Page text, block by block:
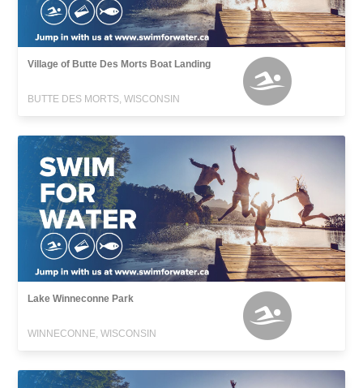
Village of Butte Des Morts Boat Landing
BUTTE DES MORTS, WISCONSIN
Lake Winneconne Park
WINNECONNE, WISCONSIN